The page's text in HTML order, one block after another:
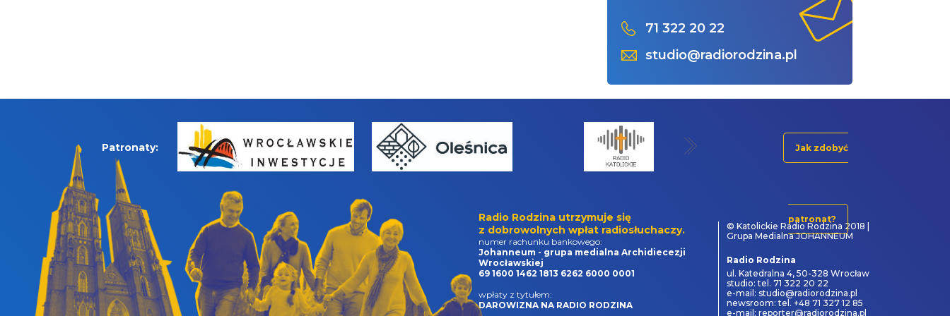
71 322 20 22
studio@radiorodzina.pl
Patronaty: Jak zdobyć
patronat?
Radio Rodzina utrzymuje się
z dobrowolnych wpłat radiosłuchaczy.
numer rachunku bankowego:
Johanneum - grupa medialna Archidiecezji
Wrocławskiej
69 1600 1462 1813 6262 6000 0001
wpłaty z tytułem:
DAROWIZNA NA RADIO RODZINA
© Katolickie Radio Rodzina 2018 |
Grupa Medialna JOHANNEUM
Radio Rodzina
ul. Katedralna 4, 50-328 Wrocław
studio: tel. 71 322 20 22
e-mail: studio@radiorodzina.pl
newsroom: tel. +48 71 327 12 85
e-mail: reporter@radiorodzina.pl